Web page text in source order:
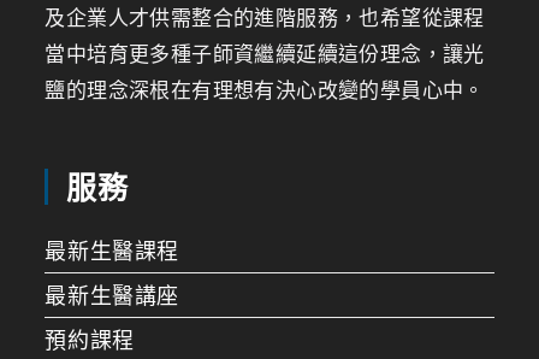
及企業人才供需整合的進階服務，也希望從課程
當中培育更多種子師資繼續延續這份理念，讓光
鹽的理念深根在有理想有決心改變的學員心中。
服務
最新生醫課程
最新生醫講座
預約課程